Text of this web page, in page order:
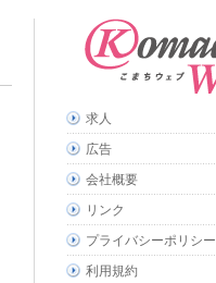
求人
広告
会社概要
リンク
プライバシーポリシー
利用規約